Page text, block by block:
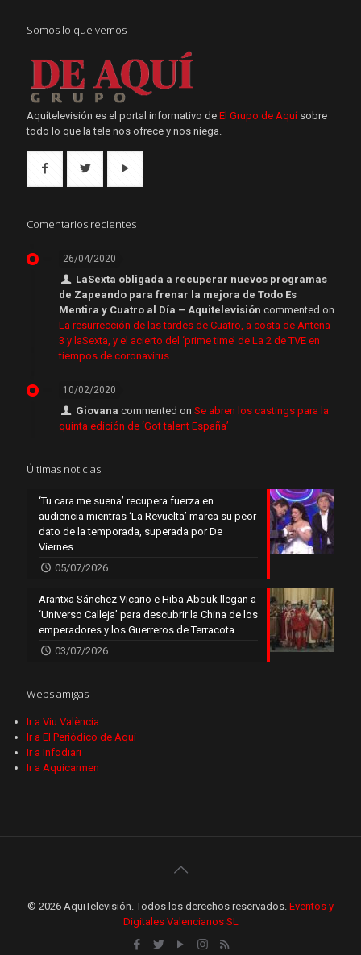
Somos lo que vemos
Aquítelevisión es el portal informativo de El Grupo de Aquí sobre
todo lo que la tele nos ofrece y nos niega.
Comentarios recientes
26/04/2020
LaSexta obligada a recuperar nuevos programas
de Zapeando para frenar la mejora de Todo Es
Mentira y Cuatro al Día – Aquitelevisión commented on
La resurrección de las tardes de Cuatro, a costa de Antena
3 y laSexta, y el acierto del ‘prime time’ de La 2 de TVE en
tiempos de coronavirus
10/02/2020
Giovana commented onSe abren los castings para la
quinta edición de ‘Got talent España’
Últimas noticias
‘Tu cara me suena’ recupera fuerza en
audiencia mientras ‘La Revuelta’ marca su peor
dato de la temporada, superada por De
Viernes
05/07/2026
Arantxa Sánchez Vicario e Hiba Abouk llegan a
‘Universo Calleja’ para descubrir la China de los
emperadores y los Guerreros de Terracota
03/07/2026
Webs amigas
Ir a Viu València
Ir a El Periódico de Aquí
Ir a Infodiari
Ir a Aquicarmen
© 2026 AquiTelevisión. Todos los derechos reservados. Eventos y
Digitales Valencianos SL